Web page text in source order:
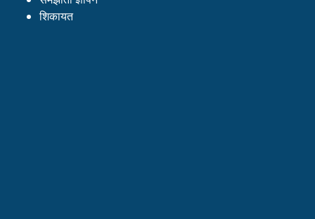
शिकायत